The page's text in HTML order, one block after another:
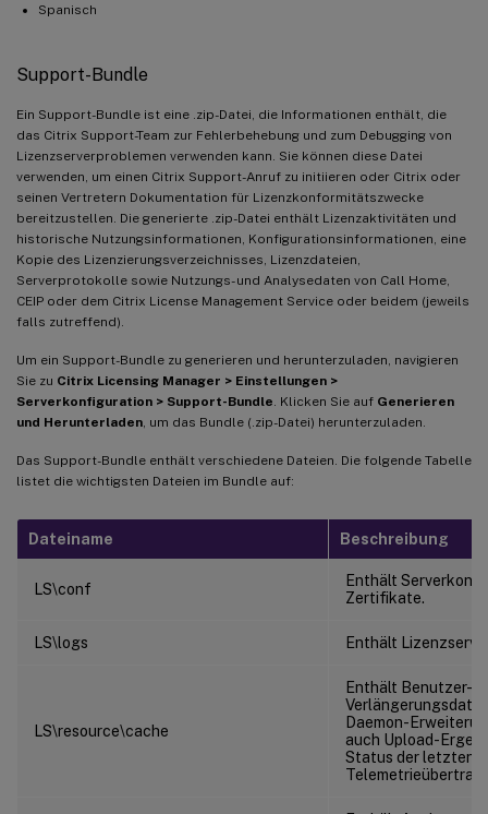
Spanisch
Support-Bundle
Ein Support-Bundle ist eine .zip-Datei, die Informationen enthält, die
das Citrix Support-Team zur Fehlerbehebung und zum Debugging von
Lizenzserverproblemen verwenden kann. Sie können diese Datei
verwenden, um einen Citrix Support-Anruf zu initiieren oder Citrix oder
seinen Vertretern Dokumentation für Lizenzkonformitätszwecke
bereitzustellen. Die generierte .zip-Datei enthält Lizenzaktivitäten und
historische Nutzungsinformationen, Konfigurationsinformationen, eine
Kopie des Lizenzierungsverzeichnisses, Lizenzdateien,
Serverprotokolle sowie Nutzungs- und Analysedaten von Call Home,
CEIP oder dem Citrix License Management Service oder beidem (jeweils
falls zutreffend).
Um ein Support-Bundle zu generieren und herunterzuladen, navigieren
Sie zu Citrix Licensing Manager > Einstellungen >
Serverkonfiguration > Support-Bundle. Klicken Sie auf Generieren
und Herunterladen, um das Bundle (.zip-Datei) herunterzuladen.
Das Support-Bundle enthält verschiedene Dateien. Die folgende Tabelle
listet die wichtigsten Dateien im Bundle auf:
Dateiname Beschreibung
LS\conf
Enthält
Zertifikate.
LS\logs Enthält
LS\resource\cache
Enthält Benutzer-/
Daemon-
auch Upload-
Status der letzten